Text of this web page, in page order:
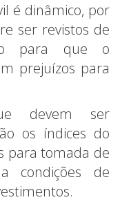
é dinâmico, por
ser revistos de
para que o
prejuízos para
devem ser
os índices do
para tomada de
condições de